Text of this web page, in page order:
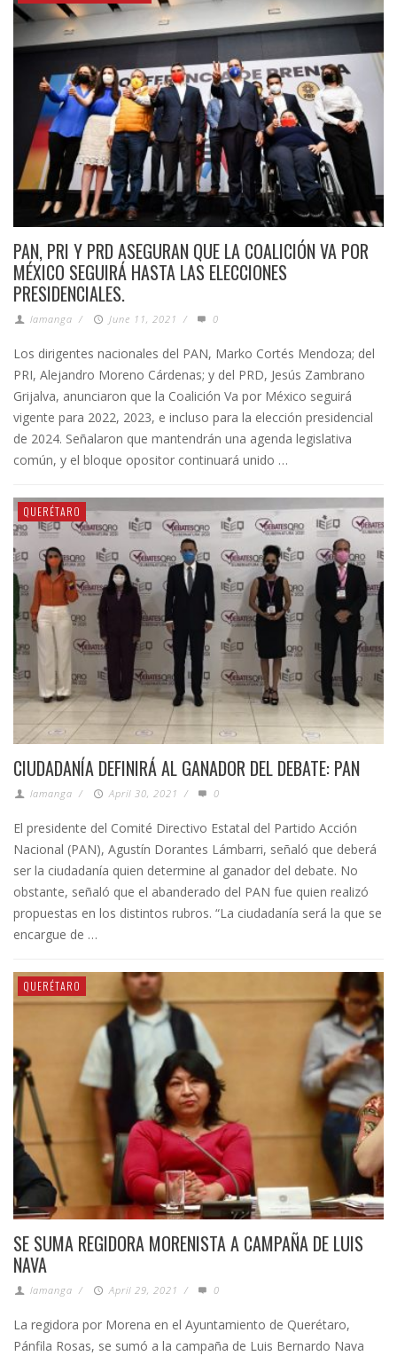
PAN, PRI Y PRD ASEGURAN QUE LA COALICIÓN VA POR
MÉXICO SEGUIRÁ HASTA LAS ELECCIONES
PRESIDENCIALES.
lamanga / June 11, 2021 / 0
Los dirigentes nacionales del PAN, Marko Cortés Mendoza; del
PRI, Alejandro Moreno Cárdenas; y del PRD, Jesús Zambrano
Grijalva, anunciaron que la Coalición Va por México seguirá
vigente para 2022, 2023, e incluso para la elección presidencial
de 2024. Señalaron que mantendrán una agenda legislativa
común, y el bloque opositor continuará unido …
QUERÉTARO
CIUDADANÍA DEFINIRÁ AL GANADOR DEL DEBATE: PAN
lamanga / April 30, 2021 / 0
El presidente del Comité Directivo Estatal del Partido Acción
Nacional (PAN), Agustín Dorantes Lámbarri, señaló que deberá
ser la ciudadanía quien determine al ganador del debate. No
obstante, señaló que el abanderado del PAN fue quien realizó
propuestas en los distintos rubros. “La ciudadanía será la que se
encargue de …
QUERÉTARO
SE SUMA REGIDORA MORENISTA A CAMPAÑA DE LUIS
NAVA
lamanga / April 29, 2021 / 0
La regidora por Morena en el Ayuntamiento de Querétaro,
Pánfila Rosas, se sumó a la campaña de Luis Bernardo Nava